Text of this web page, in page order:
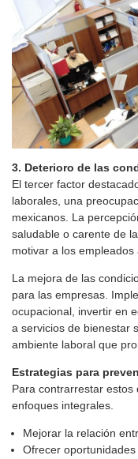
3. Deterioro de las
El tercer factor
laborales, una
mexicanos. La
saludable o carente de
motivar a los
La mejora de las
para las empresas.
ocupacional, invertir en
a servicios de bienestar
ambiente laboral que
Estrategias para
Para contrarrestar
enfoques integrales.
Mejorar la relación
Ofrecer